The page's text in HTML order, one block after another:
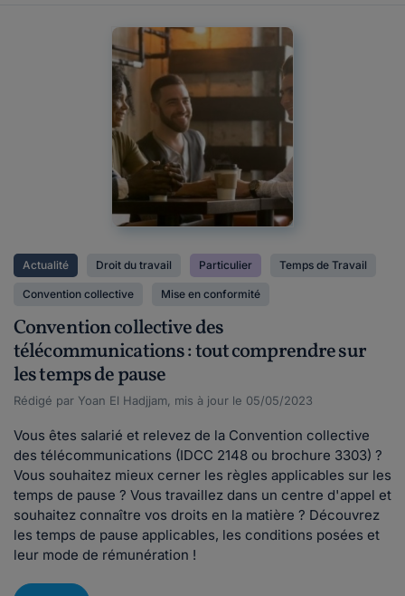
Actualité Droit du travail Particulier Temps de Travail
Convention collective Mise en conformité
Convention collective des
télécommunications : tout comprendre sur
les temps de pause
Rédigé par Yoan El Hadjjam, mis à jour le 05/05/2023
Vous êtes salarié et relevez de la Convention collective
des télécommunications (IDCC 2148 ou brochure 3303) ?
Vous souhaitez mieux cerner les règles applicables sur les
temps de pause ? Vous travaillez dans un centre d'appel et
souhaitez connaître vos droits en la matière ? Découvrez
les temps de pause applicables, les conditions posées et
leur mode de rémunération !